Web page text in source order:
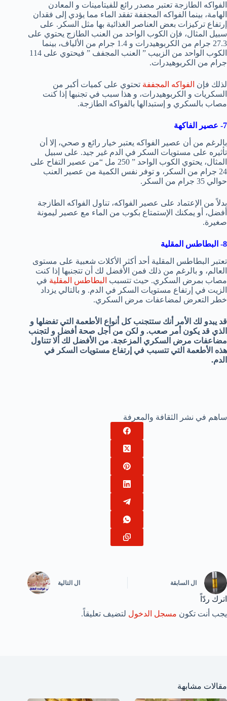
الفواكه الطازجة تعتبر مصدر رائع للفيتامينات و المعادن
الهامة، بينما الفواكه المجففة تفقد الماء مما يؤدي إلى فقدان
إرتفاع تركيزات بعض العناصر الغذائية بها مثل السكر. على
سبيل المثال، فإن الكوب الواحد من العنب الطازج يحتوي على
27.3 جرام من الكربوهيدرات و 1.4 جرام من الألياف، بينما
الكوب الواحد من الزبيب ” العنب المجفف ” فيحتوي على 114
جرام من الكربوهيدرات.
لذلك فإن الفواكه المجففة تحتوي على كميات أكبر من
السكريات و الكربوهيدرات، و هذا سبب في تجنبها إذا كنت
مصاب بالسكري و إستبدالها بالفواكه الطازجة.
7- عصير الفاكهة
بالرغم من أن عصير الفواكه يعتبر خيار رائع و صحي، إلا أن
تأثيره على مستويات السكر في الدم غير جيد. على سبيل
المثال، يحتوي الكوب الواحد ” 250 مل “من عصير التفاح على
24 جرام من السكر، و توفر نفس الكمية من عصير العنب
حوالي 35 جرام من السكر.
بدلاً من الإعتماد على عصير الفواكه، تناول الفواكه الطازجة
أفضل، أو يمكنك الإستمتاع بكوب من الماء مع عصير ليمونة
صغيرة.
8- البطاطس المقلية
تعتبر البطاطس المقلية أحد أكثر الأكلات شعبية على مستوى
العالم، و بالرغم من ذلك فمن الأفضل لك أن تتجنبها إذا كنت
مصاب بمرض السكري. حيث تتسبب البطاطس المقلية في
الزيت في إرتفاع مستويات السكر في الدم. و بالتالي يزداد
خطر التعرض لمضاعفات مرض السكري.
قد يبدو لك الأمر أنك ستتجنب كل أنواع الأطعمة التي تفضلها و
الذي قد يكون أمر صعب. و لكن من أجل صحة أفضل و لتجنب
مضاعفات مرض السكري المزعجة. من الأفضل لك ألا تتناول
هذه الأطعمة التي تتسبب في إرتفاع مستويات السكر في
الدم.
ساهم في نشر الثقافة والمعرفة
ال السابقة ال التالية
اترك ردّاً
يجب أنت تكون مسجل الدخول لتضيف تعليقاً.
مقالات مشابهة